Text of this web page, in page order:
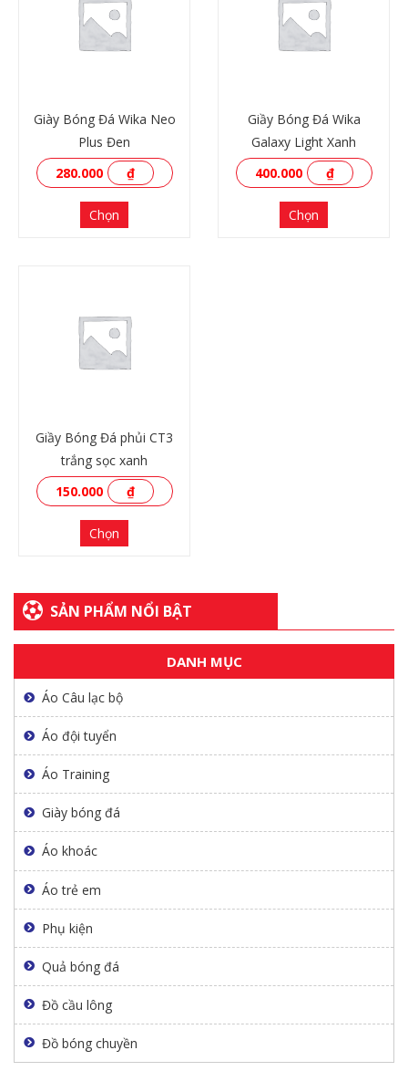
XEM THÊM
Giày Bóng Đá Wika Neo
Plus Đen
280.000
₫
Chọn
Giầy Bóng Đá Wika
Galaxy Light Xanh
400.000
₫
Chọn
XEM THÊM
Giầy Bóng Đá phủi CT3
trắng sọc xanh
150.000
₫
Chọn
SẢN PHẨM NỔI BẬT
DANH MỤC
Áo Câu lạc bộ
Áo đội tuyển
Áo Training
Giày bóng đá
Áo khoác
Áo trẻ em
Phụ kiện
Quả bóng đá
Đồ cầu lông
Đồ bóng chuyền